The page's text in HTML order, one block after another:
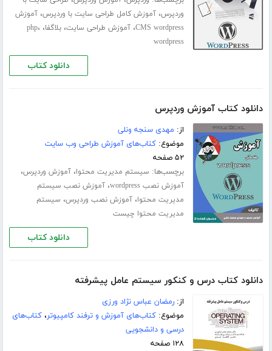
وردپرس،آموزش کامل طراحی سایت با وردپرس،آموزش
CMS wordpress،آموزش طراحی سایت،بلاگفا، php،
wordpress
دانلود کتاب
دانلود کتاب آموزش وردپرس
از: مهدی سنجه ونلی
موضوع:کتاب‌های آموزش طراحی وب سایت
۵۲ صفحه
برچسب‌ها: سیستم مدیریت محتوا،آموزش وردپرس،
آموزش نصب wordpress ،آموزش نصب سیستم
مدیریت محتوا،آموزش نصب وردپرس، سیستم
مدیریت محتوا چیست
دانلود کتاب
دانلود کتاب درس و کنکور سیستم عامل پیشرفته
از:رمضان عباس نژاد ورزی
موضوع:کتاب‌های آموزش و ترفند کامپیوتر،کتاب‌های
درسی و دانشجویی
۱۲۸ صفحه